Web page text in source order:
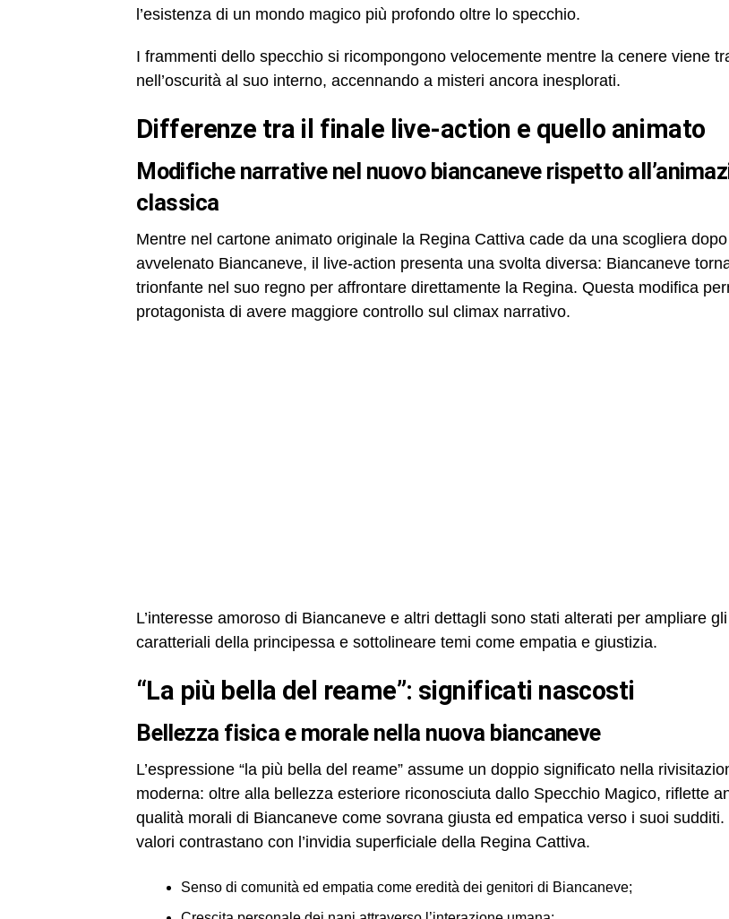
l’esistenza di un mondo magico più profondo oltre lo specchio.
I frammenti dello specchio si ricompongono velocemente mentre la cenere viene
nell’oscurità al suo interno, accennando a misteri ancora inesplorati.
differenze tra il finale live-action e quello animato
modifiche narrative nel nuovo biancaneve rispetto all’animazione
classica
Mentre nel cartone animato originale la Regina Cattiva cade da una scogliera
avvelenato Biancaneve, il live-action presenta una svolta diversa: Biancaneve
trionfante nel suo regno per affrontare direttamente la Regina. Questa modifica
protagonista di avere maggiore controllo sul climax narrativo.
L’interesse amoroso di Biancaneve e altri dettagli sono stati alterati per ampliare
caratteriali della principessa e sottolineare temi come empatia e giustizia.
“la più bella del reame”: significati nascosti
bellezza fisica e morale nella nuova biancaneve
L’espressione “la più bella del reame” assume un doppio significato nella
moderna: oltre alla bellezza esteriore riconosciuta dallo Specchio Magico, riflette
qualità morali di Biancaneve come sovrana giusta ed empatica verso i suoi sudditi.
valori contrastano con l’invidia superficiale della Regina Cattiva.
Senso di comunità ed empatia come eredità dei genitori di Biancaneve;